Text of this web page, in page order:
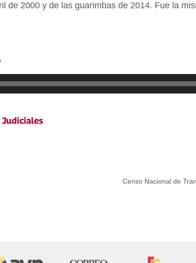
de 2000 y de las guarimbas de 2014. Fue la
Judiciales
Censo Nacional de